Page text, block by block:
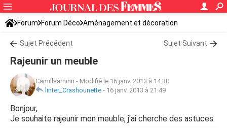
Forum Forum Déco Aménagement et décoration
Idées déco, aménagement
Sujet Précédent Sujet Suivant
Rajeunir un meuble
Camillaaminn - Modifié le 16 janv. 2013 à 14:30
linter_Crashounette - 16 janv. 2013 à 21:49
Bonjour,
Je souhaite rajeunir mon meuble, j'ai cherche des astuces